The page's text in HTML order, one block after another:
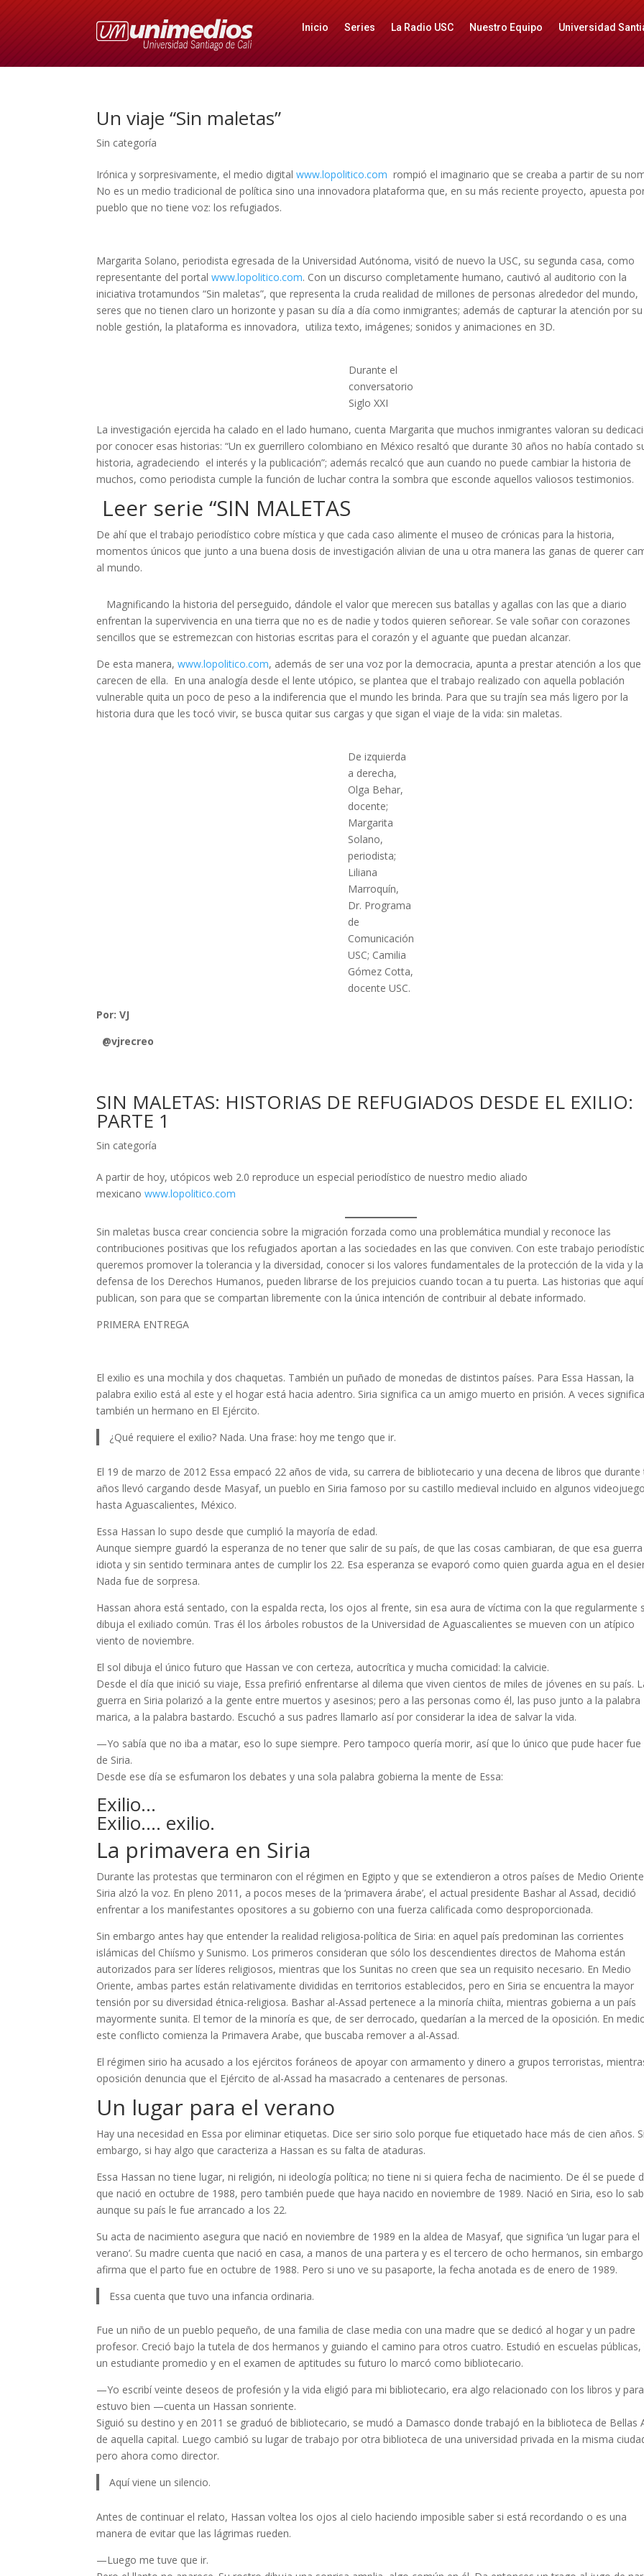
Inicio Series La Radio USC Nuestro Equipo Universidad
Un viaje “Sin maletas”
Sin categoría
Irónica y sorpresivamente, el medio digitalwww.lopolitico.com rompió el imaginario que se creaba a partir de su
No es un medio tradicional de política sino una innovadora plataforma que, en su más reciente proyecto, apuesta
pueblo que no tiene voz: los refugiados.
Margarita Solano, periodista egresada de la Universidad Autónoma, visitó de nuevo la USC, su segunda casa, como
representante del portalwww.lopolitico.com. Con un discurso completamente humano, cautivó al auditorio con la
iniciativa trotamundos “Sin maletas”, que representa la cruda realidad de millones de personas alrededor del mundo,
seres que no tienen claro un horizonte y pasan su día a día como inmigrantes; además de capturar la atención por su
noble gestión, la plataforma es innovadora, utiliza texto, imágenes; sonidos y animaciones en 3D.
Durante el
conversatorio
Siglo XXI
La investigación ejercida ha calado en el lado humano, cuenta Margarita que muchos inmigrantes valoran su
por conocer esas historias: “Un ex guerrillero colombiano en México resaltó que durante 30 años no había contado
historia, agradeciendo el interés y la publicación”; además recalcó que aun cuando no puede cambiar la historia de
muchos, como periodista cumple la función de luchar contra la sombra que esconde aquellos valiosos testimonios.
Leer serie “SIN MALETAS
De ahí que el trabajo periodístico cobre mística y que cada caso alimente el museo de crónicas para la historia,
momentos únicos que junto a una buena dosis de investigación alivian de una u otra manera las ganas de querer
al mundo.
Magnificando la historia del perseguido, dándole el valor que merecen sus batallas y agallas con las que a diario
enfrentan la supervivencia en una tierra que no es de nadie y todos quieren señorear. Se vale soñar con corazones
sencillos que se estremezcan con historias escritas para el corazón y el aguante que puedan alcanzar.
De esta manera,www.lopolitico.com, además de ser una voz por la democracia, apunta a prestar atención a los que
carecen de ella. En una analogía desde el lente utópico, se plantea que el trabajo realizado con aquella población
vulnerable quita un poco de peso a la indiferencia que el mundo les brinda. Para que su trajín sea más ligero por la
historia dura que les tocó vivir, se busca quitar sus cargas y que sigan el viaje de la vida: sin maletas.
De izquierda
a derecha,
Olga Behar,
docente;
Margarita
Solano,
periodista;
Liliana
Marroquín,
Dr. Programa
de
Comunicación
USC; Camilia
Gómez Cotta,
docente USC.
Por: VJ
@vjrecreo
SIN MALETAS: HISTORIAS DE REFUGIADOS DESDE EL EXILIO:
PARTE 1
Sin categoría
A partir de hoy, utópicos web 2.0 reproduce un especial periodístico de nuestro medio aliado
mexicanowww.lopolitico.com
Sin maletas busca crear conciencia sobre la migración forzada como una problemática mundial y reconoce las
contribuciones positivas que los refugiados aportan a las sociedades en las que conviven. Con este trabajo
queremos promover la tolerancia y la diversidad, conocer si los valores fundamentales de la protección de la vida y la
defensa de los Derechos Humanos, pueden librarse de los prejuicios cuando tocan a tu puerta. Las historias que
publican, son para que se compartan libremente con la única intención de contribuir al debate informado.
PRIMERA ENTREGA
El exilio es una mochila y dos chaquetas. También un puñado de monedas de distintos países. Para Essa Hassan, la
palabra exilio está al este y el hogar está hacia adentro. Siria significa ca un amigo muerto en prisión. A veces significa
también un hermano en El Ejército.
¿Qué requiere el exilio? Nada. Una frase: hoy me tengo que ir.
El 19 de marzo de 2012 Essa empacó 22 años de vida, su carrera de bibliotecario y una decena de libros que durante
años llevó cargando desde Masyaf, un pueblo en Siria famoso por su castillo medieval incluido en algunos
hasta Aguascalientes, México.
Essa Hassan lo supo desde que cumplió la mayoría de edad.
Aunque siempre guardó la esperanza de no tener que salir de su país, de que las cosas cambiaran, de que esa guerra
idiota y sin sentido terminara antes de cumplir los 22. Esa esperanza se evaporó como quien guarda agua en el
Nada fue de sorpresa.
Hassan ahora está sentado, con la espalda recta, los ojos al frente, sin esa aura de víctima con la que regularmente
dibuja el exiliado común. Tras él los árboles robustos de la Universidad de Aguascalientes se mueven con un atípico
viento de noviembre.
El sol dibuja el único futuro que Hassan ve con certeza, autocrítica y mucha comicidad: la calvicie.
Desde el día que inició su viaje, Essa prefirió enfrentarse al dilema que viven cientos de miles de jóvenes en su país.
guerra en Siria polarizó a la gente entre muertos y asesinos; pero a las personas como él, las puso junto a la palabra
marica, a la palabra bastardo. Escuchó a sus padres llamarlo así por considerar la idea de salvar la vida.
—Yo sabía que no iba a matar, eso lo supe siempre. Pero tampoco quería morir, así que lo único que pude hacer fue
de Siria.
Desde ese día se esfumaron los debates y una sola palabra gobierna la mente de Essa:
Exilio…
Exilio…. exilio.
La primavera en Siria
Durante las protestas que terminaron con el régimen en Egipto y que se extendieron a otros países de Medio
Siria alzó la voz. En pleno 2011, a pocos meses de la ‘primavera árabe’, el actual presidente Bashar al Assad, decidió
enfrentar a los manifestantes opositores a su gobierno con una fuerza calificada como desproporcionada.
Sin embargo antes hay que entender la realidad religiosa-política de Siria: en aquel país predominan las corrientes
islámicas del Chiísmo y Sunismo. Los primeros consideran que sólo los descendientes directos de Mahoma están
autorizados para ser líderes religiosos, mientras que los Sunitas no creen que sea un requisito necesario. En Medio
Oriente, ambas partes están relativamente divididas en territorios establecidos, pero en Siria se encuentra la mayor
tensión por su diversidad étnica-religiosa. Bashar al-Assad pertenece a la minoría chiíta, mientras gobierna a un país
mayormente sunita. El temor de la minoría es que, de ser derrocado, quedarían a la merced de la oposición. En
este conflicto comienza la Primavera Arabe, que buscaba remover a al-Assad.
El régimen sirio ha acusado a los ejércitos foráneos de apoyar con armamento y dinero a grupos terroristas,
oposición denuncia que el Ejército de al-Assad ha masacrado a centenares de personas.
Un lugar para el verano
Hay una necesidad en Essa por eliminar etiquetas. Dice ser sirio solo porque fue etiquetado hace más de cien años.
embargo, si hay algo que caracteriza a Hassan es su falta de ataduras.
Essa Hassan no tiene lugar, ni religión, ni ideología política; no tiene ni si quiera fecha de nacimiento. De él se puede
que nació en octubre de 1988, pero también puede que haya nacido en noviembre de 1989. Nació en Siria, eso lo
aunque su país le fue arrancado a los 22.
Su acta de nacimiento asegura que nació en noviembre de 1989 en la aldea de Masyaf, que significa ‘un lugar para el
verano’. Su madre cuenta que nació en casa, a manos de una partera y es el tercero de ocho hermanos, sin
afirma que el parto fue en octubre de 1988. Pero si uno ve su pasaporte, la fecha anotada es de enero de 1989.
Essa cuenta que tuvo una infancia ordinaria.
Fue un niño de un pueblo pequeño, de una familia de clase media con una madre que se dedicó al hogar y un padre
profesor. Creció bajo la tutela de dos hermanos y guiando el camino para otros cuatro. Estudió en escuelas públicas,
un estudiante promedio y en el examen de aptitudes su futuro lo marcó como bibliotecario.
—Yo escribí veinte deseos de profesión y la vida eligió para mi bibliotecario, era algo relacionado con los libros y
estuvo bien —cuenta un Hassan sonriente.
Siguió su destino y en 2011 se graduó de bibliotecario, se mudó a Damasco donde trabajó en la biblioteca de Bellas
de aquella capital. Luego cambió su lugar de trabajo por otra biblioteca de una universidad privada en la misma
pero ahora como director.
Aquí viene un silencio.
Antes de continuar el relato, Hassan voltea los ojos al cielo haciendo imposible saber si está recordando o es una
manera de evitar que las lágrimas rueden.
—Luego me tuve que ir.